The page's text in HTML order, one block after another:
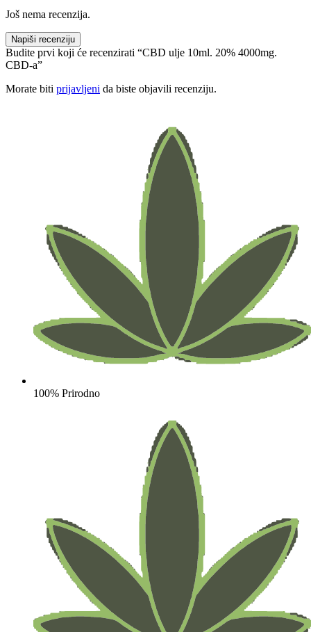
Još nema recenzija.
Napiši recenziju
Budite prvi koji će recenzirati “CBD ulje 10ml. 20% 4000mg.
CBD-a”
Morate biti prijavljeni da biste objavili recenziju.
100% Prirodno